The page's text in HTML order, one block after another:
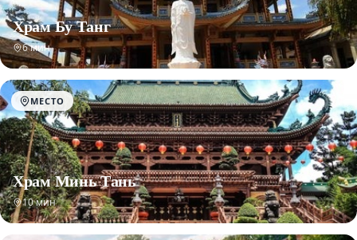
Храм Бу Танг
6 мин
МЕСТО
Храм Минь Тань
10 мин